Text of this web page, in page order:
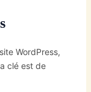
WordPress,
clé est de